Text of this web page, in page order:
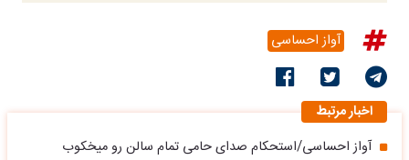
آواز احساسی
اخبار مرتبط
آواز احساسی/استحکام صدای حامی تمام سالن رو میخکوب